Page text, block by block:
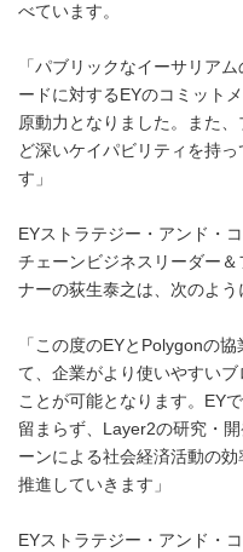
べています。
「パブリックなイーサリア
ードに対するEYのコミット
原動力となりました。また
ど深いケイパビリティを持
す」
EYストラテジー・アンド・
チェーンビジネスリーダー
ナーの荻生泰之は、次のよう
「この度のEYとPolygonの
て、企業がより使いやすい
ことが可能となります。EY
留まらず、Layer2の研究・
ーンによる社会経済活動の
推進していきます」
EYストラテジー・アンド・